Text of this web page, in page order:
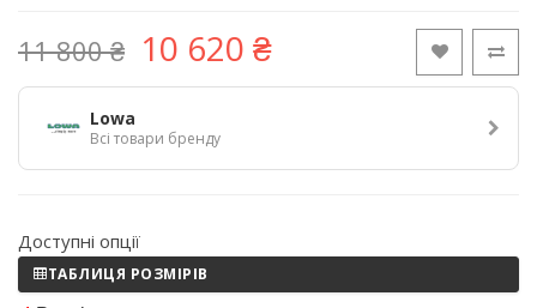
11 800 ₴ 10 620 ₴
Lowa
Всі товари бренду
Доступні опції
ТАБЛИЦЯ РОЗМІРІВ